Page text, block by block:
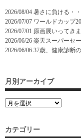
2026/08/04 暑さに負ける・・
2026/07/07 ワールドカップ
2026/07/01 原画展いってきま
2026/06/26 楽天スーパーセ
2026/06/06 37歳、健康診断
月別アーカイブ
カテゴリー